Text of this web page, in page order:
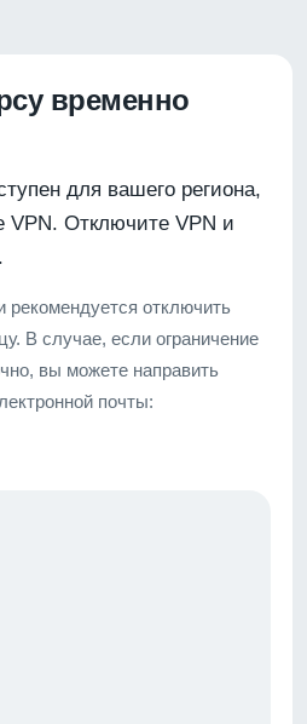
временно
для вашего региона,
VPN. Отключите VPN и
рекомендуется отключить
В случае, если ограничение
вы можете направить
почты: